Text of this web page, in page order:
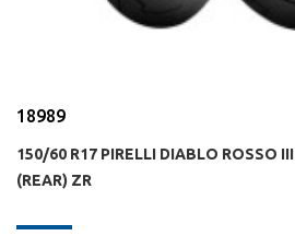
18989
150/60 R17 PIRELLI DIABLO ROSSO
(REAR) ZR